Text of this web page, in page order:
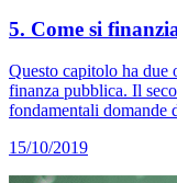
5. Come si
Questo capitolo ha due
finanza pubblica. Il
fondamentali domande
15/10/2019